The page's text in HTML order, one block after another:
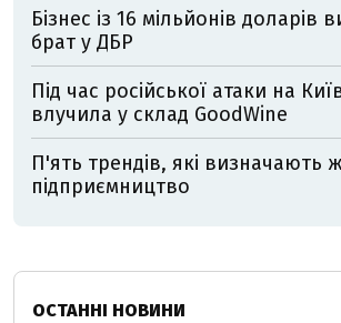
Бізнес із 16 мільйонів доларів
брат у ДБР
Під час російської атаки на
влучила у склад GoodWine
П'ять трендів, які визначають
підприємництво
ОСТАННІ НОВИНИ